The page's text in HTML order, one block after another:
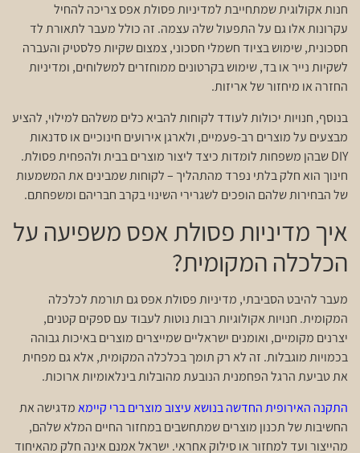
חנות אקולוגית שמתחייבת למדיניות פסולת אפס צריכה להחיל
עקרונות אלו גם על התפעול שלה עצמה. זה כולל מעבר לתאורת לד
חסכונית, שימוש בציוד חשמלי חסכוני, צמצום שקיות פלסטיק והעברה
לשקיות נייר או בד, שימוש בקרטונים ממוחזרים למשלוחים, ומדיניות
החזרה או מיחזור של אריזות.
בנוסף, חנויות יכולות לעודד לקוחות להביא כלים משלהם למילוי, להציע
מבצעים על מוצרים רב-פעמיים, ולארגן אירועים חינוכיים או סדנאות
DIY שבהן משפחות לומדות כיצד ליצור מוצרים בבית ולהפחית פסולת.
חינוך הוא חלק בלתי נפרד מהתהליך – לקוחות שמבינים את המשמעות
של הבחירות שלהם הופכים לשגרירי השינוי בקרב חבריהם ומשפחתם.
איך מדיניות פסולת אפס משפיעה על
הכלכלה המקומית?
מעבר להיבט הסביבתי, מדיניות פסולת אפס גם תורמת לכלכלה
המקומית. חנויות אקולוגיות רבות נוטות לעבוד עם ספקים קטנים,
יצרנים מקומיים, ואומנים ישראליים שמייצרים מוצרים באיכות גבוהה
בכמויות מוגבלות. זה לא רק תומך בכלכלה המקומית, אלא גם מפחית
את טביעת הרגל הפחמנית הנובעת מהובלות בינלאומיות ארוכות.
התקנה האירופית החדשה בנושא עיצוב מוצרים ברי קיימאמדגישה את
החשיבות של תכנון מוצרים שמתחשבים במחזור החיים המלא שלהם,
מהייצור ועד למחזור או סילוק אחראי. ישראל אמנם אינה חלק מהאיחוד